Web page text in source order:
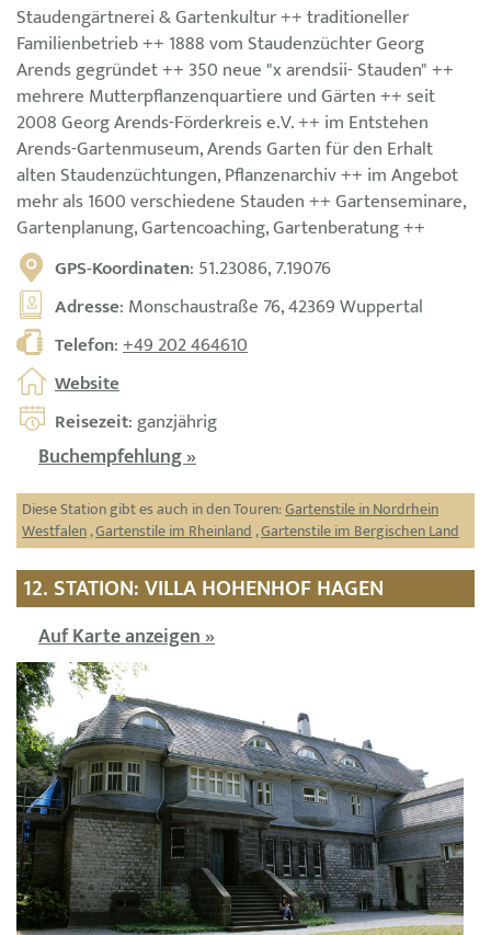
Staudengärtnerei & Gartenkultur ++ traditioneller
Familienbetrieb ++ 1888 vom Staudenzüchter Georg
Arends gegründet ++ 350 neue "x arendsii- Stauden" ++
mehrere Mutterpflanzenquartiere und Gärten ++ seit
2008 Georg Arends-Förderkreis e.V. ++ im Entstehen
Arends-Gartenmuseum, Arends Garten für den Erhalt
alten Staudenzüchtungen, Pflanzenarchiv ++ im Angebot
mehr als 1600 verschiedene Stauden ++ Gartenseminare,
Gartenplanung, Gartencoaching, Gartenberatung ++
GPS-Koordinaten: 51.23086, 7.19076
Adresse: Monschaustraße 76, 42369 Wuppertal
Telefon:+49 202 464610
Website
Reisezeit: ganzjährig
Buchempfehlung »
Diese Station gibt es auch in den Touren:Gartenstile in Nordrhein
Westfalen,Gartenstile im Rheinland,Gartenstile im Bergischen Land
12. STATION: VILLA HOHENHOF HAGEN
Auf Karte anzeigen »